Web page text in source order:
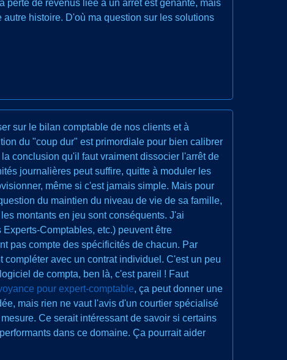
perte de revenus liée à un arrêt est génante, mais
histoire. D'où ma question sur les solutions
sur le bilan comptable de nos clients et à
du "coup dur" est primordiale pour bien calibrer
conclusion qu'il faut vraiment dissocier l'arrêt de
journalières peut suffire, quitte à moduler les
même si c'est jamais simple. Mais pour
du maintien du niveau de vie de sa famille,
montants en jeu sont conséquents. J'ai
Comptables, etc.) peuvent être
pas compte des spécificités de chacun. Par
avec un contrat individuel. C'est un peu
de compta, ben là, c'est pareil ! Faut
pour expert-comptable, ça peut donner une
mais rien ne vaut l'avis d'un courtier spécialisé
Ce serait intéressant de savoir si certains
dans ce domaine. Ça pourrait aider